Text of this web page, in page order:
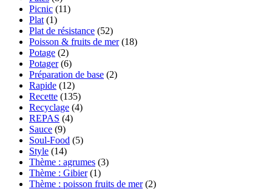
Picnic (11)
Plat (1)
Plat de résistance (52)
Poisson & fruits de mer(18)
Potage (2)
Potager(6)
Préparation de base (2)
Rapide (12)
Recette (135)
Recyclage (4)
REPAS (4)
Sauce (9)
Soul-Food (5)
Style (14)
Thème : agrumes (3)
Thème : Gibier(1)
Thème : poisson fruits de mer(2)